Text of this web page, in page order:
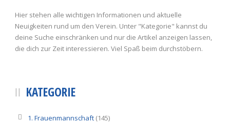
Hier stehen alle wichtigen Informationen und aktuelle
Neuigkeiten rund um den Verein. Unter "Kategorie" kannst du
deine Suche einschränken und nur die Artikel anzeigen lassen,
die dich zur Zeit interessieren. Viel Spaß beim durchstöbern.
KATEGORIE
1. Frauenmannschaft (145)